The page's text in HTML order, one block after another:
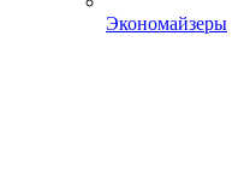
Экономайзеры